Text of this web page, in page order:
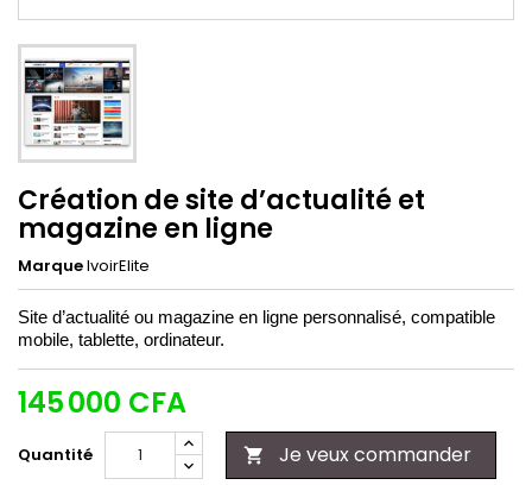
Création de site d’actualité et
magazine en ligne
MarqueIvoirElite
Site d’actualité ou magazine en ligne personnalisé, compatible
mobile, tablette, ordinateur.
145 000 CFA
Quantité  Je veux commander